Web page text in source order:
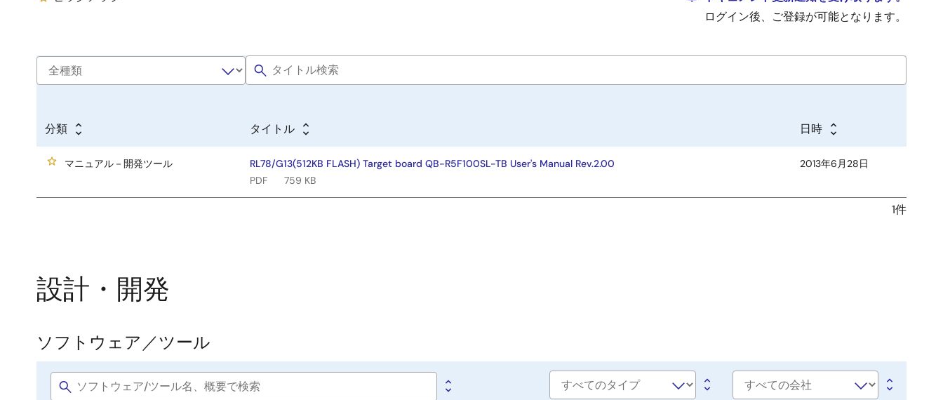
ログイン後、ご登録が可能となります。
分類 タイトル 日時
マニュアル－開発ツール
RL78/G13(512KB FLASH) Target board QB-R5F100SL-TB User's Manual Rev.2.00
PDF
759 KB
2013年6月28日
1件
設計・開発
ソ
フ
ソフトウェア／ツール
Software
Software